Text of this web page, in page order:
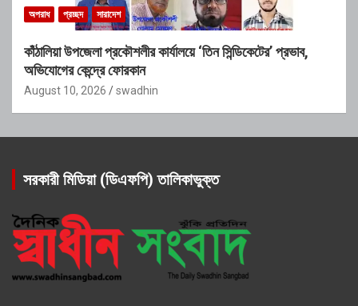
অপরাধ প্রচ্ছদ সারাদেশ
কাঁঠালিয়া উপজেলা প্রকৌশলীর কার্যালয়ে ‘তিন সিন্ডিকেটের’ প্রভাব,
অভিযোগের কেন্দ্রে ফোরকান
August 10, 2026 swadhin
সরকারী মিডিয়া (ডিএফপি) তালিকাভুক্ত